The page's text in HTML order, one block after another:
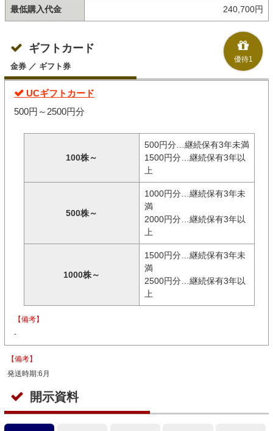
最低購入代金 240,700円
優待1
ギフトカード
金券 ／ ギフト券
UCギフトカード
500円～2500円分
100株～
500円分…継続保有3年未満
1500円分…継続保有3年以
上
500株～
1000円分…継続保有3年未
満
2000円分…継続保有3年以
上
1000株～
1500円分…継続保有3年未
満
2500円分…継続保有3年以
上
【備考】
-
【備考】
発送時期:6月
開示資料